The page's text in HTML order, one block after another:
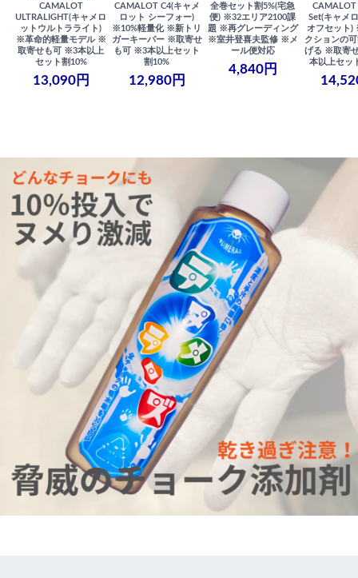
CAMALOT
ULTRALIGHT(キャメロ
ットウルトラライト)
※革命的軽量モデル ※
取寄せも可 ※3本以上
セット割10%
13,090円
CAMALOT C4(キャメ
ロット シーフォー)
※10%軽量化 ※新トリ
ガーキーパー ※取寄せ
も可 ※3本以上セット
割10%
12,980円
全巻セット割5%(宅急
便) ※32エリア2100課
題 ※再グレーディング
※室井登喜夫監修 ※メ
ール便対応
4,840円
Set(キャメ
オフセット)
クションの
げる ※取寄
本以上セッ